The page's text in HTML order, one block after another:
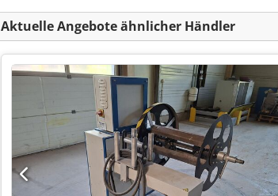
Aktuelle Angebote ähnlicher Händler